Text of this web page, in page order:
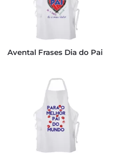
Avental Frases Dia do Pai